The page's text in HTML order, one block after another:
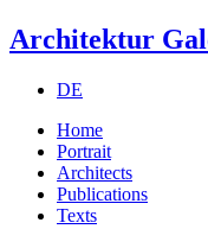
Architektur
DE
Home
Portrait
Architects
Publications
Texts